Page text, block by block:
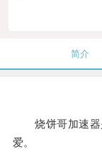
简介
烧饼哥加速器
爱。